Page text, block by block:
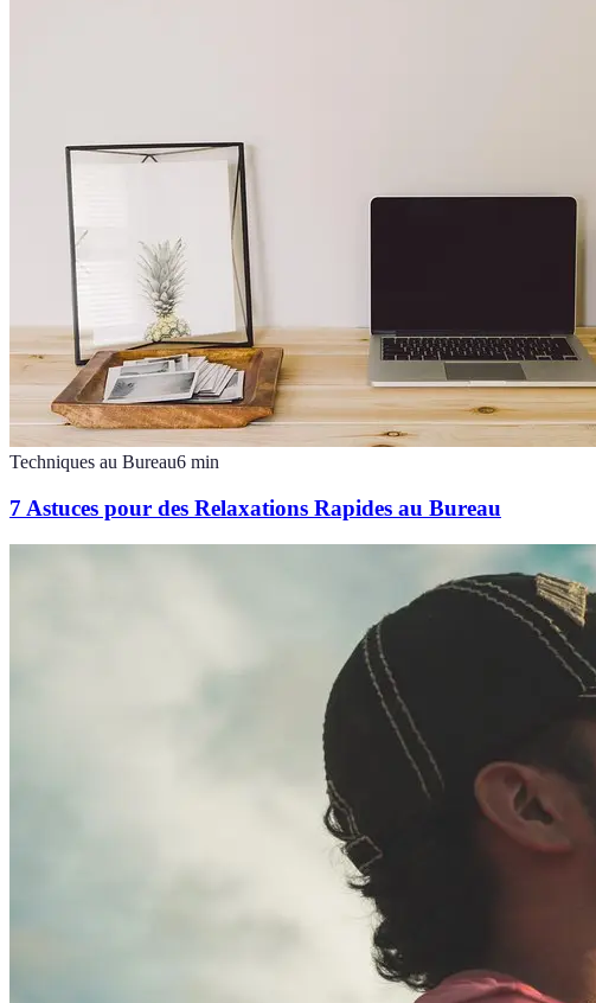
Techniques au Bureau6 min
7 Astuces pour des Relaxations Rapides au Bureau